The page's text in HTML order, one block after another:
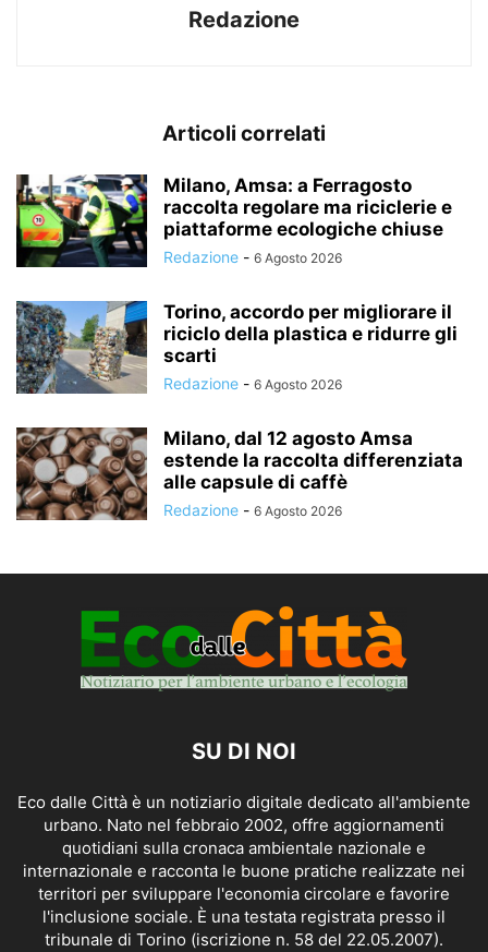
Redazione
Articoli correlati
Milano, Amsa: a Ferragosto
raccolta regolare ma riciclerie e
piattaforme ecologiche chiuse
Redazione - 6 Agosto 2026
Torino, accordo per migliorare il
riciclo della plastica e ridurre gli
scarti
Redazione - 6 Agosto 2026
Milano, dal 12 agosto Amsa
estende la raccolta differenziata
alle capsule di caffè
Redazione - 6 Agosto 2026
SU DI NOI
Eco dalle Città è un notiziario digitale dedicato all'ambiente
urbano. Nato nel febbraio 2002, offre aggiornamenti
quotidiani sulla cronaca ambientale nazionale e
internazionale e racconta le buone pratiche realizzate nei
territori per sviluppare l'economia circolare e favorire
l'inclusione sociale. È una testata registrata presso il
tribunale di Torino (iscrizione n. 58 del 22.05.2007).